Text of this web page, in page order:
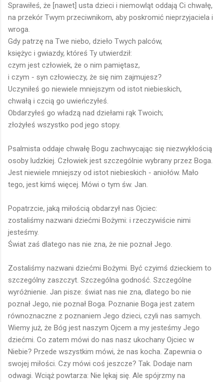
Sprawiłeś, że [nawet] usta dzieci i niemowląt oddają Ci chwałę,
na przekór Twym przeciwnikom, aby poskromić nieprzyjaciela i
wroga.
Gdy patrzę na Twe niebo, dzieło Twych palców,
księżyc i gwiazdy, któreś Ty utwierdził:
czym jest człowiek, że o nim pamiętasz,
i czym - syn człowieczy, że się nim zajmujesz?
Uczyniłeś go niewiele mniejszym od istot niebieskich,
chwałą i czcią go uwieńczyłeś.
Obdarzyłeś go władzą nad dziełami rąk Twoich;
złożyłeś wszystko pod jego stopy.
Psalmista oddaje chwałę Bogu zachwycając się niezwykłością
osoby ludzkiej. Człowiek jest szczególnie wybrany przez Boga.
Jest niewiele mniejszy od istot niebieskich - aniołów. Mało
tego, jest kimś więcej. Mówi o tym św. Jan.
Popatrzcie, jaką miłością obdarzył nas Ojciec:
zostaliśmy nazwani dziećmi Bożymi: i rzeczywiście nimi
jesteśmy.
Świat zaś dlatego nas nie zna, że nie poznał Jego.
Zostaliśmy nazwani dziećmi Bożymi. Być czyimś dzieckiem to
szczególny zaszczyt. Szczególna godność. Szczególne
wyróżnienie. Jan pisze: świat nas nie zna, dlatego bo nie
poznał Jego, nie poznał Boga. Poznanie Boga jest zatem
równoznaczne z poznaniem Jego dzieci, czyli nas samych.
Wiemy już, że Bóg jest naszym Ojcem a my jesteśmy Jego
dziećmi. Co zatem mówi do nas nasz ukochany Ojciec w
Niebie? Przede wszystkim mówi, że nas kocha. Zapewnia o
swojej miłości. Czy mówi coś jeszcze? Tak. Dodaje nam
odwagi. Wciąż powtarza: Nie lękaj się. Ale spójrzmy na